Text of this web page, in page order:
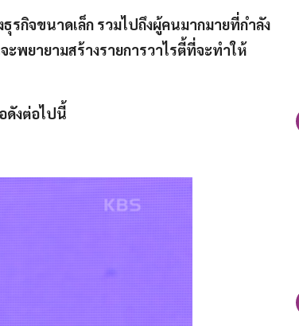
กิจขนาดเล็ก รวมไปถึงผู้คนมากมายที่กำลัง
พยายามสร้างรายการวาไรตี้ที่จะทำให้
ดังต่อไปนี้